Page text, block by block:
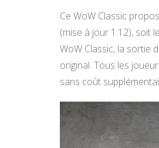
Ce WoW Classic
(mise à jour 1.12), soit
WoW Classic, la sortie
original. Tous les
sans coût